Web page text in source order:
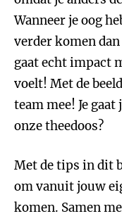
Wanneer je oog
verder komen
gaat echt impact
voelt! Met de
team mee! Je
onze theedoos?
Met de tips in dit
om vanuit jouw
komen. Samen